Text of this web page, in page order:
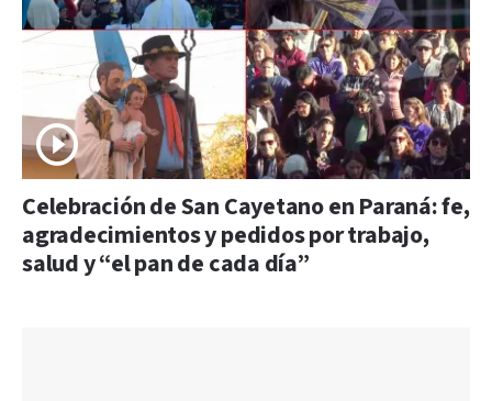
Celebración de San Cayetano en Paraná: fe,
agradecimientos y pedidos por trabajo,
salud y “el pan de cada día”